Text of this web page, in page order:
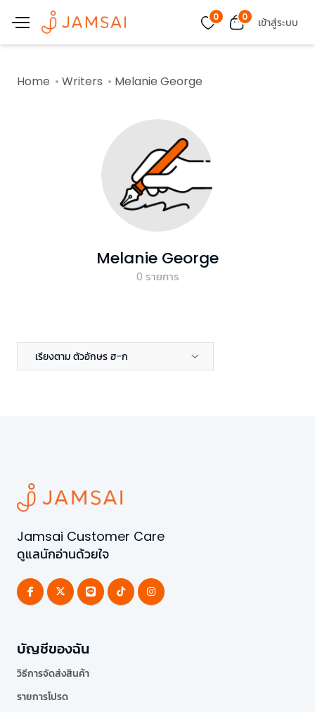
0 0 เข้าสู่ระบบ
Home Writers Melanie George
Melanie George
0 รายการ
เรียงตาม ตัวอักษร ฮ-ก
Jamsai Customer Care
ดูแลนักอ่านด้วยใจ
บัญชีของฉัน
วิธีการจัดส่งสินค้า
รายการโปรด